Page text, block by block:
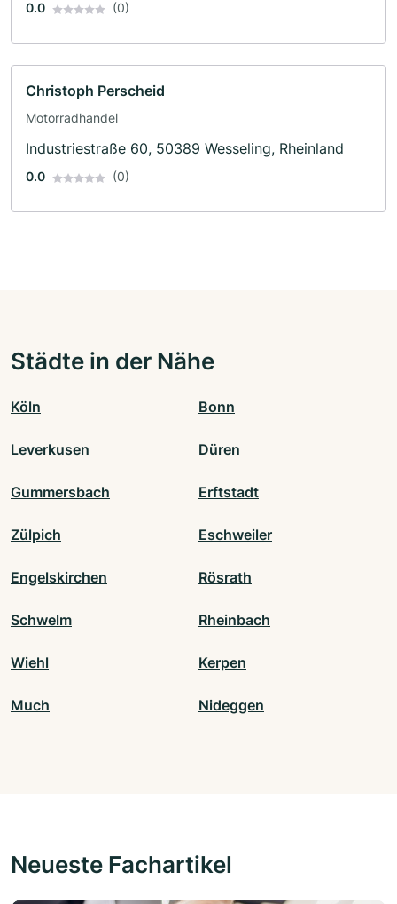
0.0 (0)
Christoph Perscheid
Motorradhandel
Industriestraße 60, 50389 Wesseling, Rheinland
0.0 (0)
Städte in der Nähe
Köln Bonn
Leverkusen Düren
Gummersbach Erftstadt
Zülpich Eschweiler
Engelskirchen Rösrath
Schwelm Rheinbach
Wiehl Kerpen
Much Nideggen
Neueste Fachartikel